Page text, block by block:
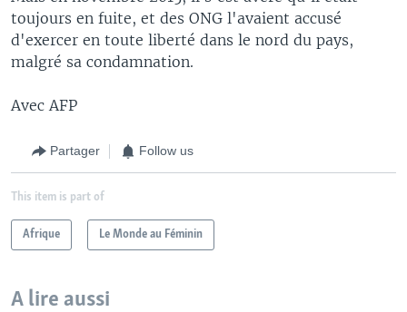
toujours en fuite, et des ONG l'avaient accusé
d'exercer en toute liberté dans le nord du pays,
malgré sa condamnation.
Avec AFP
Partager Follow us
This item is part of
Afrique Le Monde au Féminin
A lire aussi